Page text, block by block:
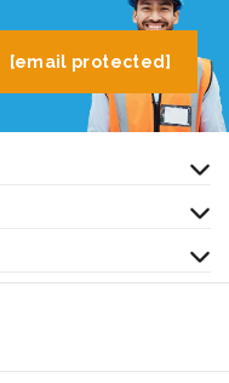
[email protected]